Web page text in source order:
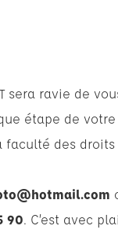
sera ravie de
étape de
faculté des
90. C’est avec